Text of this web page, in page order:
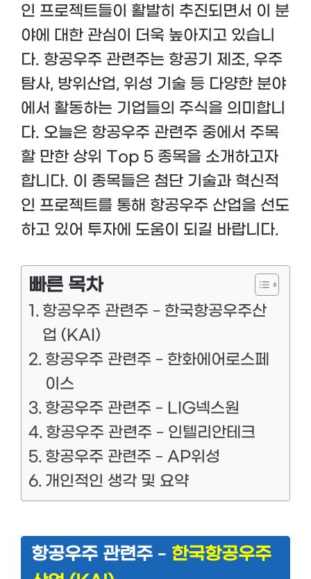
인 프로젝트들이 활발히 추진되면서 이 분
야에 대한 관심이 더욱 높아지고 있습니
다. 항공우주 관련주는 항공기 제조, 우주
탐사, 방위산업, 위성 기술 등 다양한 분야
에서 활동하는 기업들의 주식을 의미합니
다. 오늘은 항공우주 관련주 중에서 주목
할 만한 상위 Top 5 종목을 소개하고자
합니다. 이 종목들은 첨단 기술과 혁신적
인 프로젝트를 통해 항공우주 산업을 선도
하고 있어 투자에 도움이 되길 바랍니다.
빠른 목차
항공우주 관련주 – 한국항공우주산
업 (KAI)
항공우주 관련주 – 한화에어로스페
이스
항공우주 관련주 – LIG넥스원
항공우주 관련주 – 인텔리안테크
항공우주 관련주 – AP위성
개인적인 생각 및 요약
항공우주 관련주 – 한국항공우주